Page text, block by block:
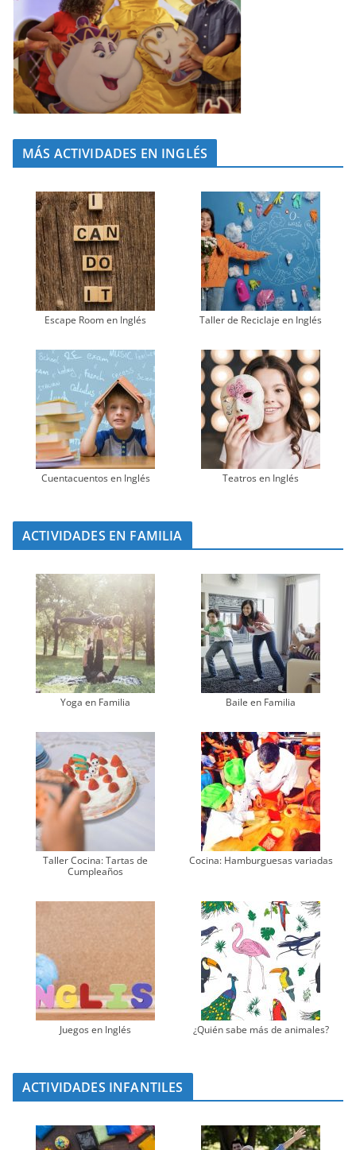
MÁS ACTIVIDADES EN INGLÉS
Escape Room en Inglés Taller de Reciclaje en Inglés
Cuentacuentos en Inglés Teatros en Inglés
ACTIVIDADES EN FAMILIA
Yoga en Familia Baile en Familia
Taller Cocina: Tartas de
Cumpleaños
Cocina: Hamburguesas variadas
Juegos en Inglés ¿Quién sabe más de animales?
ACTIVIDADES INFANTILES